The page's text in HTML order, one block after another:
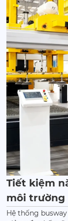
Tiết kiệm
môi trường
Hệ thống